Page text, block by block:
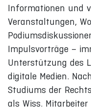
Informationen und
Veranstaltungen,
Impulsvorträge –
Unterstützung des
digitale Medien.
Studiums der
als Wiss.